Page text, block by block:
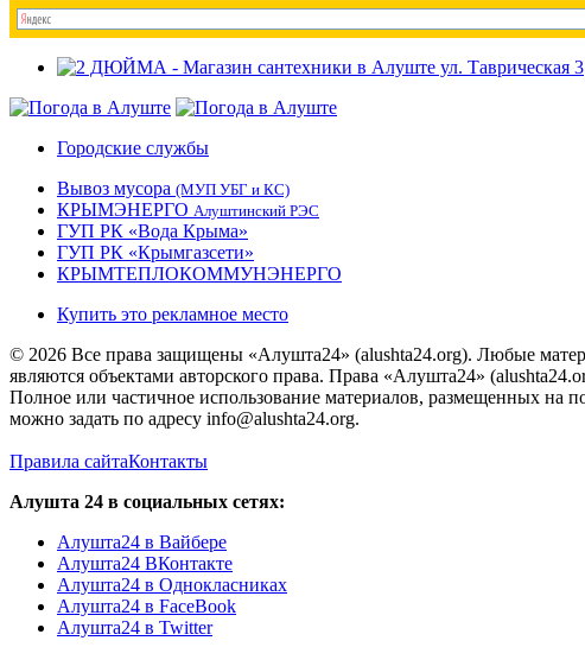
Городские службы
Вывоз мусора (МУП УБГ и КС)
КРЫМЭНЕРГО Алуштинский РЭС
ГУП РК «Вода Крыма»
ГУП РК «Крымгазсети»
КРЫМТЕПЛОКОММУНЭНЕРГО
Купить это рекламное место
© 2026 Все права защищены «Алушта24» (alushta24.org). Любые
являются объектами авторского права. Права «Алушта24»
Полное или частичное использование материалов, размещенных на
можно задать по адресу info@alushta24.org.
Правила сайтаКонтакты
Алушта 24 в социальных сетях:
Алушта24 в Вайбере
Алушта24 ВКонтакте
Алушта24 в Однокласниках
Алушта24 в FaceBook
Алушта24 в Twitter